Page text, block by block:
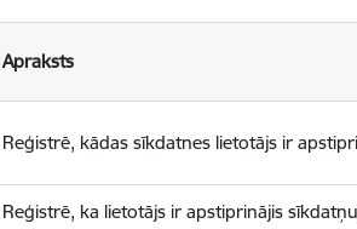
Apraksts
Reģistrē, kādas sīkdatnes lietotājs ir
Reģistrē, ka lietotājs ir apstiprinājis